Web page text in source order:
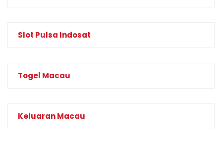
Slot Pulsa Indosat
Togel Macau
Keluaran Macau